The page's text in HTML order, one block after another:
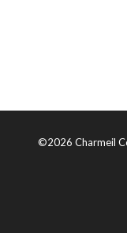
©2026 Charmeil